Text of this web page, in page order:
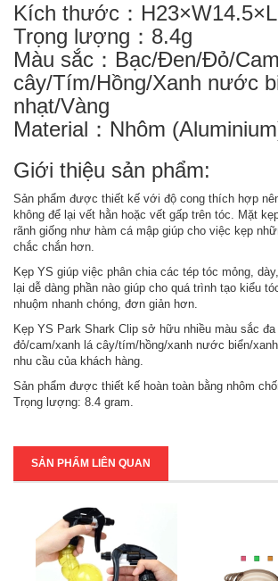
Kích thước：
Trọng lượng：8.4g
Màu sắc：Bạc/Đen/Đỏ/
cây/Tím/Hồng/Xanh nước
nhạt/Vàng
Material：Nhôm
Giới thiệu sản phẩm:
Sản phẩm được thiết kế với độ cong thích hợp
không để lại vết hằn hoặc vết gấp trên tóc. Mặt
rãnh giống như hàm cá mập giúp cho việc kẹp
chắc chắn hơn.
Kẹp YS giúp việc phân chia các tép tóc mỏng,
lại dễ dàng phần nào giúp cho quá trình tạo kiểu
nhuộm nhanh chóng, đơn giản hơn.
Kẹp YS Park Shark Clip sở hữu nhiều màu sắc
đỏ/cam/xanh lá cây/tím/hồng/xanh nước biển/
nhu cầu của khách hàng.
Sản phẩm được thiết kế hoàn toàn bằng nhôm
Trọng lượng: 8.4 gram.
SẢN PHẨM LIÊN QUAN